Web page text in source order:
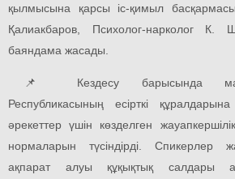
қылмысына қарсы іс-қимыл
Қалиакбаров, Психолог-нарколог К.
баяндама жасады.
📌 Кездесу барысында
Республикасының есірткі
әрекеттер үшін көзделген жауапкершілік
нормаларын түсіндірді. Спикерлер
ақпарат алуы құқықтық салдары